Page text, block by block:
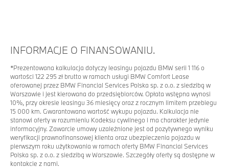
INFORMACJE O FINANSOWANIU.
*Prezentowana kalkulacja dotyczy leasingu pojazdu BMW serii 1 116 o
wartości 122 295 zł brutto w ramach usługi BMW Comfort Lease
oferowanej przez BMW Financial Services Polska sp. z o.o. z siedzibą w
Warszawie i jest kierowana do przedsiębiorców. Opłata wstępna wynosi
10%, przy okresie leasingu 36 miesięcy oraz z rocznym limitem przebiegu
15 000 km. Gwarantowana wartość wykupu pojazdu. Kalkulacja nie
stanowi oferty w rozumieniu Kodeksu cywilnego i ma charakter jedynie
informacyjny. Zawarcie umowy uzależnione jest od pozytywnego wyniku
weryfikacji prawnofinansowej klienta oraz ubezpieczenia pojazdu w
pierwszym roku użytkowania w ramach oferty BMW Financial Services
Polska sp. z o.o. z siedzibą w Warszawie. Szczegóły oferty są dostępne w
kontakcie z nami.